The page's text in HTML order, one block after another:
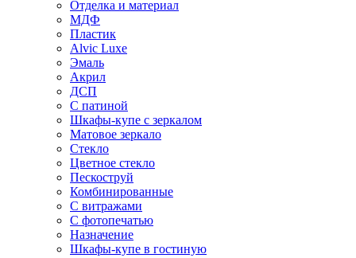
Отделка и материал
МДФ
Пластик
Alvic Luxe
Эмаль
Акрил
ДСП
С патиной
Шкафы-купе с зеркалом
Матовое зеркало
Стекло
Цветное стекло
Пескоструй
Комбинированные
С витражами
С фотопечатью
Назначение
Шкафы-купе в гостиную